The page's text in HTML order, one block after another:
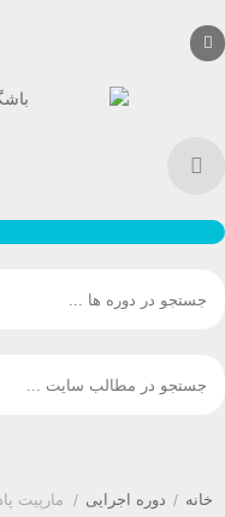
/دوره اجرایی/ مارپیت پادنا ۲۳ و۲۴ خردادماه ۱۴۰۴